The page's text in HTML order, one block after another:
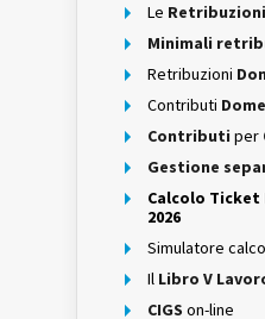
Le Retribuzioni
Minimali
Retribuzioni
Contributi
Contributi per
Gestione
Calcolo
2026
Simulatore
Il Libro V
CIGS on-line